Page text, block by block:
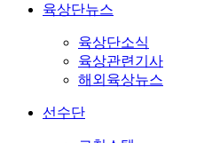
육상단뉴스
육상단소식
육상관련기사
해외육상뉴스
선수단